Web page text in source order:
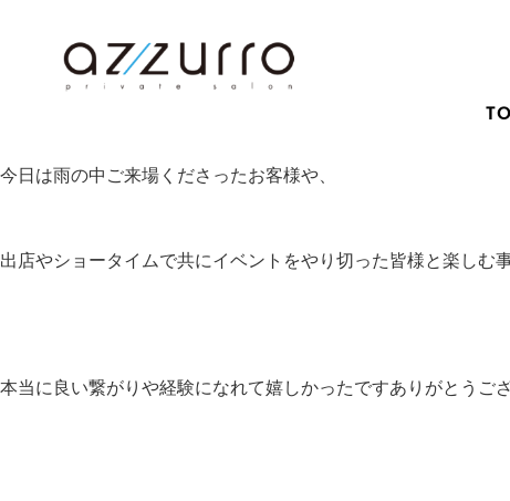
今日は雨の中ご来場くださったお客様や、
出店やショータイムで共にイベントをやり切った皆様と楽しむ
本当に良い繋がりや経験になれて嬉しかったですありがとうござ